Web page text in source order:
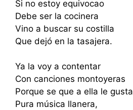
Si no estoy equivocao
Debe ser la cocinera
Vino a buscar su costilla
Que dejó en la tasajera.
Ya la voy a contentar
Con canciones montoyeras
Porque se que a ella le gusta
Pura música llanera,